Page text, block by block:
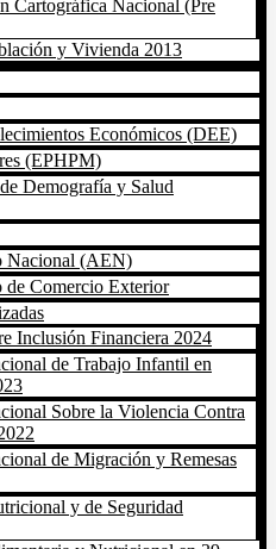
Cartográfica Nacional (Pre
y Vivienda 2013
Económicos (DEE)
(EPHPM)
Demografía y Salud
Nacional (AEN)
de Comercio Exterior
Inclusión Financiera 2024
de Trabajo Infantil en
Sobre la Violencia Contra
de Migración y Remesas
y de Seguridad